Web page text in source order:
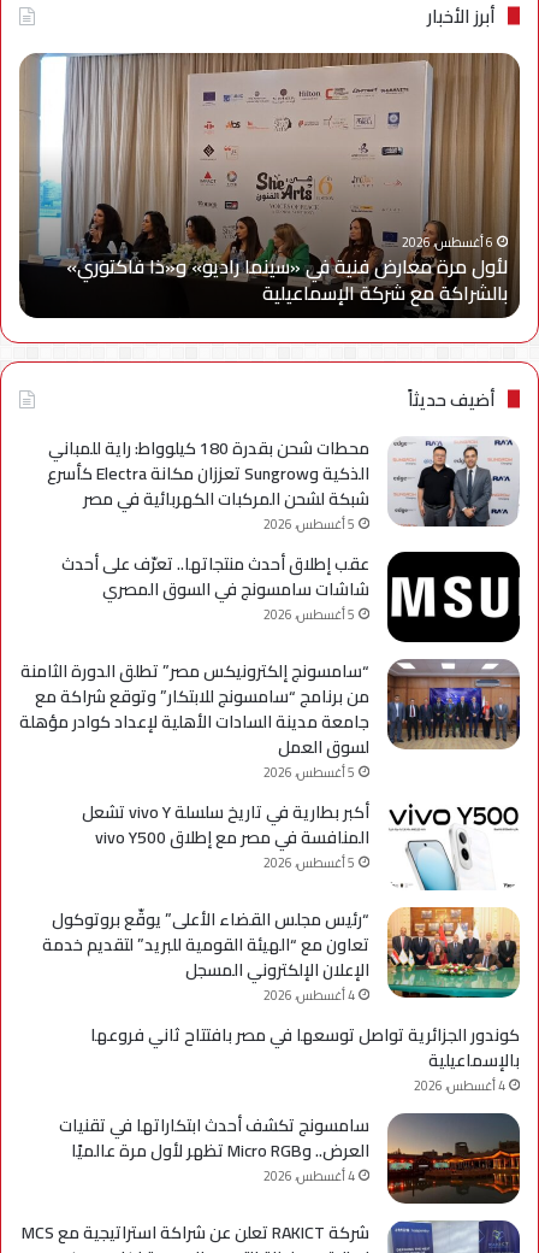
أبرز الأخبار
لأول
معارض
فنية
في
«سينما
راديو»
و«ذا
فاكتوري»
بالشراكة
مع
شركة
الإسماعيلية
6 أغسطس، 2026
لأول مرة معارض فنية في «سينما راديو» و«ذا فاكتوري»
بالشراكة مع شركة الإسماعيلية
مع
Cy
في
A
أضيف حديثاً
محطات شحن بقدرة 180 كيلوواط: راية للمباني
الذكية وSungrow تعززان مكانة Electra كأسرع
شبكة لشحن المركبات الكهربائية في مصر
5 أغسطس، 2026
عقب إطلاق أحدث منتجاتها.. تعرّف على أحدث
شاشات سامسونج في السوق المصري
5 أغسطس، 2026
“سامسونج إلكترونيكس مصر” تطلق الدورة الثامنة
من برنامج “سامسونج للابتكار” وتوقع شراكة مع
جامعة مدينة السادات الأهلية لإعداد كوادر مؤهلة
لسوق العمل
5 أغسطس، 2026
أكبر بطارية في تاريخ سلسلة vivo Y تشعل
المنافسة في مصر مع إطلاق vivo Y500
5 أغسطس، 2026
“رئيس مجلس القضاء الأعلى” يوقّع بروتوكول
تعاون مع “الهيئة القومية للبريد” لتقديم خدمة
الإعلان الإلكتروني المسجل
4 أغسطس، 2026
كوندور الجزائرية تواصل توسعها في مصر بافتتاح ثاني فروعها
بالإسماعيلية
4 أغسطس، 2026
سامسونج تكشف أحدث ابتكاراتها في تقنيات
العرض.. وMicro RGB تظهر لأول مرة عالميًا
4 أغسطس، 2026
شركة RAKICT تعلن عن شراكة استراتيجية مع MCS